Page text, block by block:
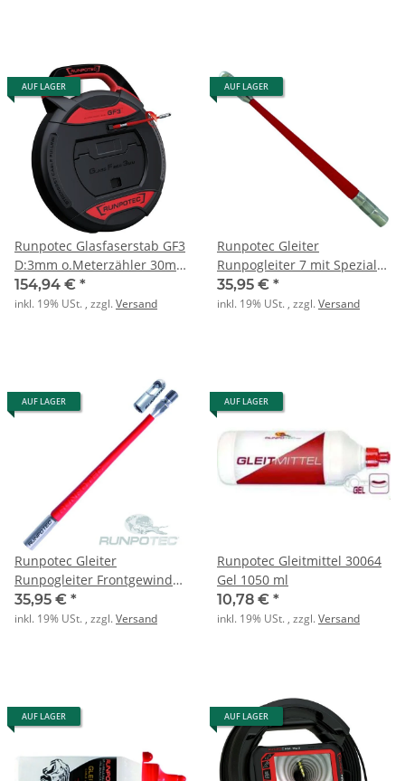
AUF LAGER
Runpotec Glasfaserstab GF3
D:3mm o.Meterzähler 30m
f.RD:10-50mm
154,94 € *
inkl. 19% USt. , zzgl.Versand
AUF LAGER
Runpotec Gleiter
Runpogleiter 7 mit Spezial-
Ösenkopf 7mm
35,95 € *
inkl. 19% USt. , zzgl.Versand
AUF LAGER
Runpotec Gleiter
Runpogleiter Frontgewinde
RTG 6mm
35,95 € *
inkl. 19% USt. , zzgl.Versand
AUF LAGER
Runpotec Gleitmittel 30064
Gel 1050 ml
10,78 € *
inkl. 19% USt. , zzgl.Versand
AUF LAGER AUF LAGER